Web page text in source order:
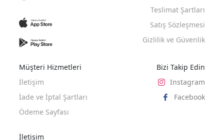
Teslimat Şartları
Satış Sözleşmesi
Gizlilik ve Güvenlik
Müşteri Hizmetleri
İletişim
İade ve İptal Şartları
Ödeme Sayfası
Bizi Takip Edin
Instagram
Facebook
İletişim